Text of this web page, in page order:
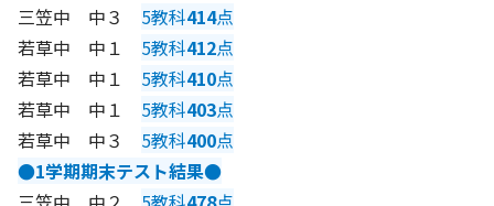
三笠中 中３ 5教科414点
若草中 中１ 5教科412点
若草中 中１ 5教科410点
若草中 中１ 5教科403点
若草中 中３ 5教科400点
●1学期期末テスト結果●